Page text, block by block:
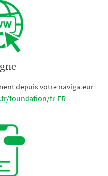
depuis votre navigateur
foundation/fr-FR